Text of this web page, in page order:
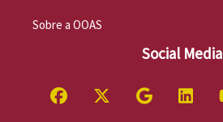
Sobre a OOAS
Social Media